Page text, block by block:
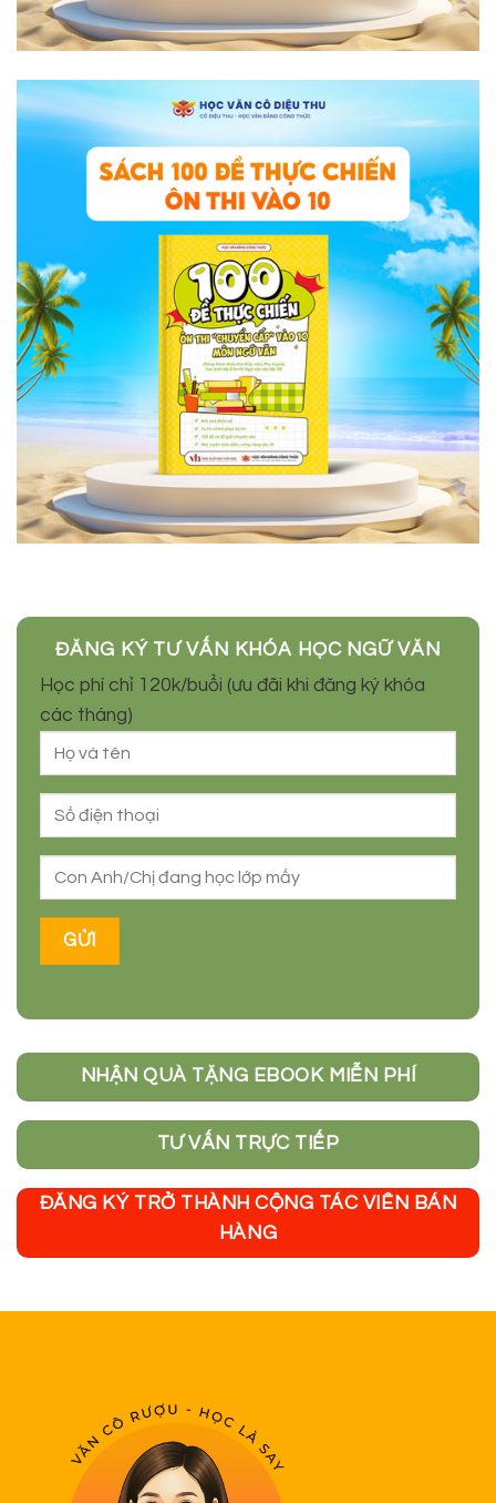
ĐĂNG KÝ TƯ VẤN KHÓA HỌC NGỮ VĂN
Học phí chỉ 120k/buổi (ưu đãi khi đăng ký khóa
các tháng)
NHẬN QUÀ TẶNG EBOOK MIỄN PHÍ
TƯ VẤN TRỰC TIẾP
ĐĂNG KÝ TRỞ THÀNH CỘNG TÁC VIÊN BÁN
HÀNG